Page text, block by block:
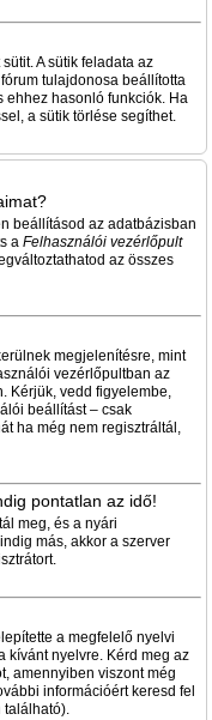
A sütik feladata az
tulajdonosa beállította
ehhez hasonló funkciók. Ha
a sütik törlése segíthet.
beállításod az adatbázisban
a Felhasználói vezérlőpult
az összes
megjelenítésre, mint
vezérlőpultban az
Kérjük, vedd figyelembe,
beállítást – csak
ha még nem regisztráltál,
pontatlan az idő!
meg, és a nyári
más, akkor a szerver
a megfelelő nyelvi
kívánt nyelvre. Kérd meg az
amennyiben viszont még
információért keresd fel
található).